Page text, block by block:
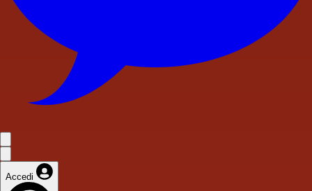
Accedi